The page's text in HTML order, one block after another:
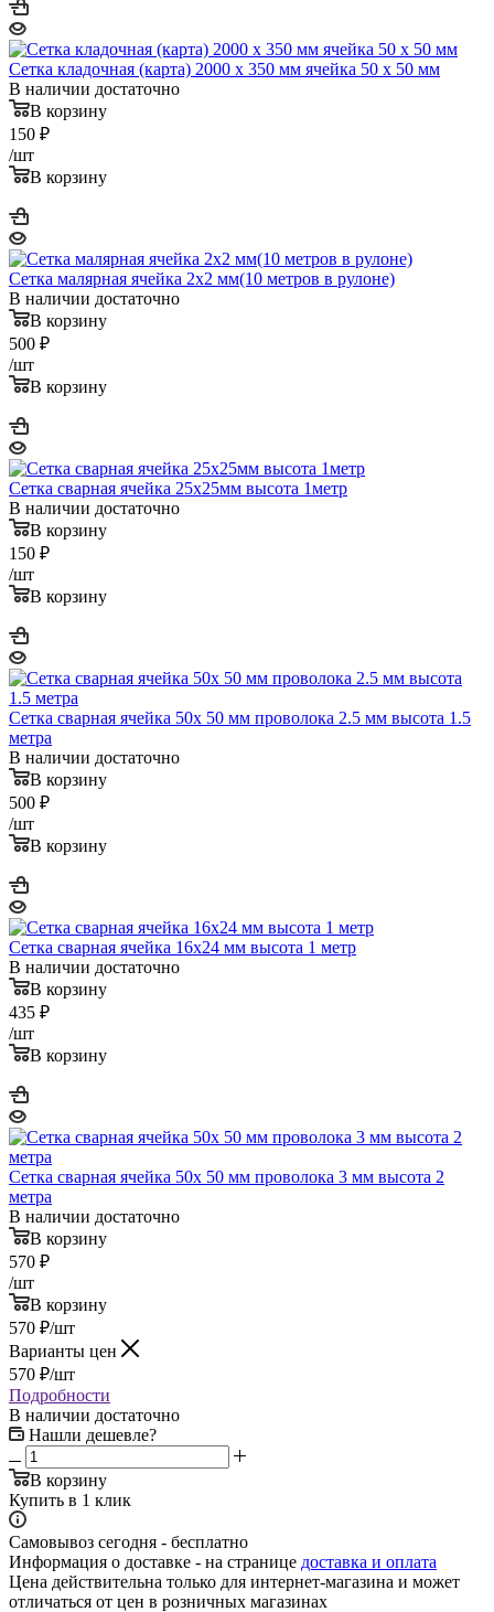
Сетка кладочная (карта) 2000 х 350 мм ячейка 50 х 50 мм
В наличии достаточно
В корзину
150 ₽
/шт
В корзину
Сетка малярная ячейка 2х2 мм(10 метров в рулоне)
В наличии достаточно
В корзину
500 ₽
/шт
В корзину
Сетка сварная ячейка 25х25мм высота 1метр
В наличии достаточно
В корзину
150 ₽
/шт
В корзину
Сетка сварная ячейка 50х 50 мм проволока 2.5 мм высота 1.5
метра
В наличии достаточно
В корзину
500 ₽
/шт
В корзину
Сетка сварная ячейка 16х24 мм высота 1 метр
В наличии достаточно
В корзину
435 ₽
/шт
В корзину
Сетка сварная ячейка 50х 50 мм проволока 3 мм высота 2
метра
В наличии достаточно
В корзину
570 ₽
/шт
В корзину
570 ₽/шт
Варианты цен
570 ₽/шт
Подробности
В наличии достаточно
Нашли дешевле?
В корзину
Купить в 1 клик
Самовывоз сегодня - бесплатно
Информация о доставке - на странице доставка и оплата
Цена действительна только для интернет-магазина и может
отличаться от цен в розничных магазинах